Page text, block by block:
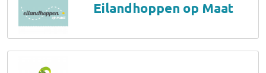
Eilandhoppen op Maat